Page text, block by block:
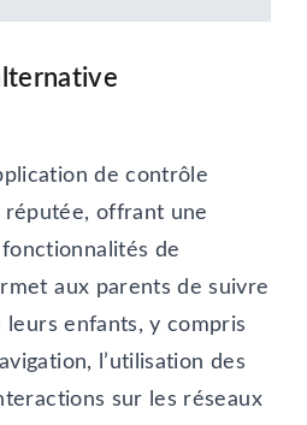
de contrôle
offrant une
de
aux parents de suivre
leurs enfants, y compris
l’utilisation des
sur les réseaux